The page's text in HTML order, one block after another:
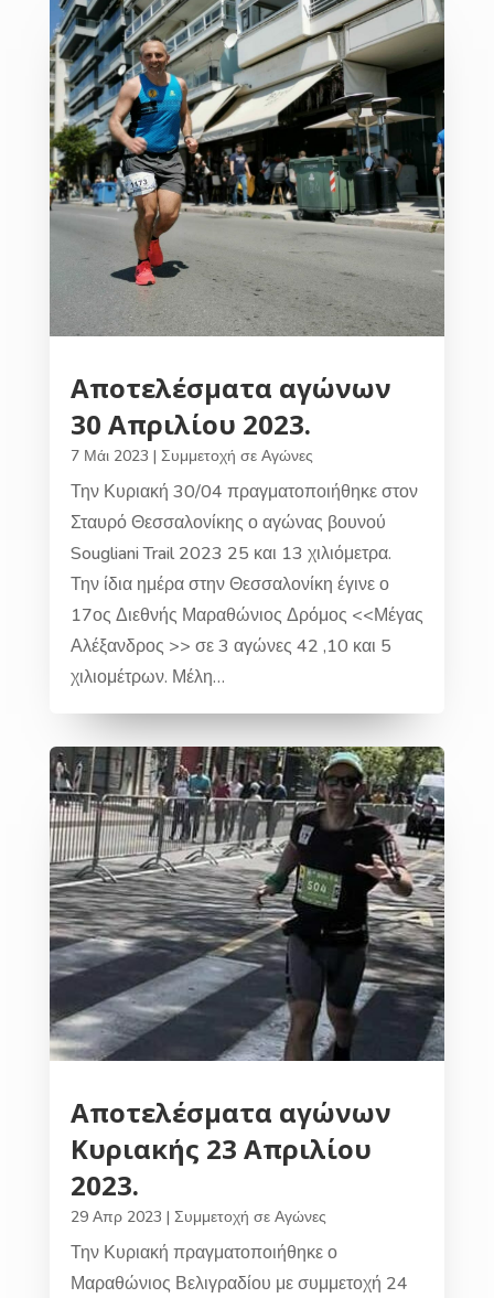
Αποτελέσματα αγώνων
30 Απριλίου 2023.
7 Μάι 2023 | Συμμετοχή σε Αγώνες
Την Κυριακή 30/04 πραγματοποιήθηκε στον
Σταυρό Θεσσαλονίκης ο αγώνας βουνού
Sougliani Trail 2023 25 και 13 χιλιόμετρα.
Την ίδια ημέρα στην Θεσσαλονίκη έγινε ο
17ος Διεθνής Μαραθώνιος Δρόμος <<Μέγας
Αλέξανδρος >> σε 3 αγώνες 42 ,10 και 5
χιλιομέτρων. Μέλη…
Αποτελέσματα αγώνων
Κυριακής 23 Απριλίου
2023.
29 Απρ 2023 | Συμμετοχή σε Αγώνες
Την Κυριακή πραγματοποιήθηκε ο
Μαραθώνιος Βελιγραδίου με συμμετοχή 24